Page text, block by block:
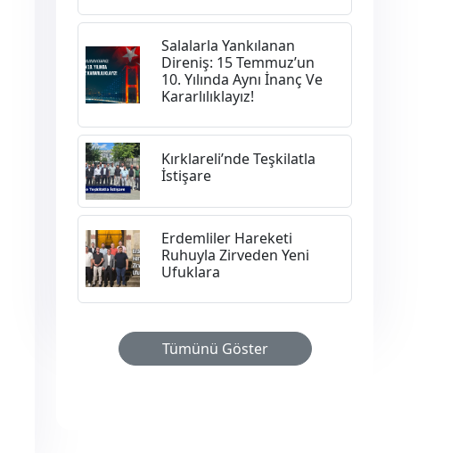
Salalarla Yankılanan
Direniş: 15 Temmuz’un
10. Yılında Aynı İnanç Ve
Kararlılıklayız!
Kırklareli’nde Teşkilatla
İstişare
Erdemliler Hareketi
Ruhuyla Zirveden Yeni
Ufuklara
Tümünü Göster